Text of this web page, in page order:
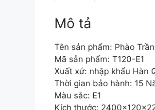
Mô tả
Tên sản phẩm: Phào
Mã sản phẩm: T120-E1
Xuất xứ: nhập khẩu Hàn
Thời gian bảo hành: 15
Màu sắc: E1
Kích thước: